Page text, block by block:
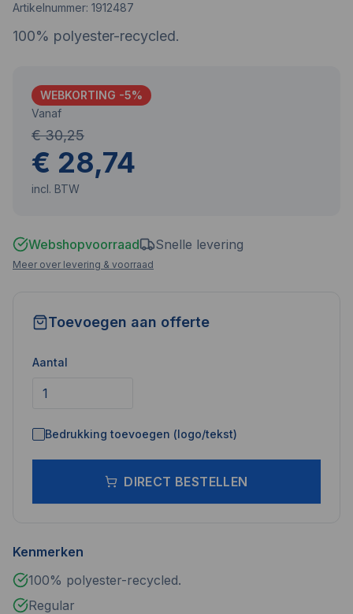
Artikelnummer: 1912487
100% polyester-recycled.
WEBKORTING -5%
Vanaf
€ 30,25
€ 28,74
incl. BTW
Webshopvoorraad Snelle levering
Meer over levering & voorraad
Toevoegen aan offerte
Aantal
Bedrukking toevoegen (logo/tekst)
DIRECT BESTELLEN
Kenmerken
100% polyester-recycled.
Regular